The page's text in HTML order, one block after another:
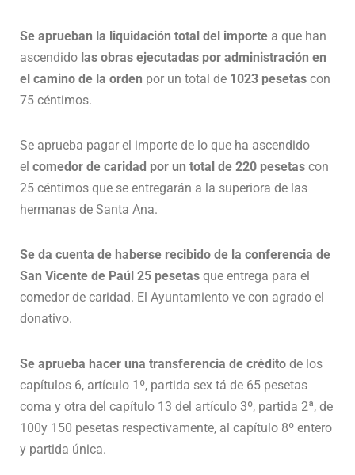
Se aprueban la liquidación total del importe a que han
ascendido las obras ejecutadas por administración en
el camino de la orden por un total de 1023 pesetas con
75 céntimos.
Se aprueba pagar el importe de lo que ha ascendido
el comedor de caridad por un total de 220 pesetas con
25 céntimos que se entregarán a la superiora de las
hermanas de Santa Ana.
Se da cuenta de haberse recibido de la conferencia de
San Vicente de Paúl 25 pesetas que entrega para el
comedor de caridad. El Ayuntamiento ve con agrado el
donativo.
Se aprueba hacer una transferencia de crédito de los
capítulos 6, artículo 1º, partida sex tá de 65 pesetas
coma y otra del capítulo 13 del artículo 3º, partida 2ª, de
100y 150 pesetas respectivamente, al capítulo 8º entero
y partida única.